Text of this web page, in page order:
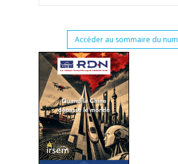
Accéder au sommaire du